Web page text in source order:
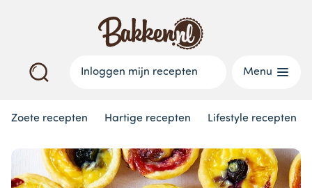
Inloggen mijn recepten Menu
Zoete recepten Hartige recepten Lifestyle recepten